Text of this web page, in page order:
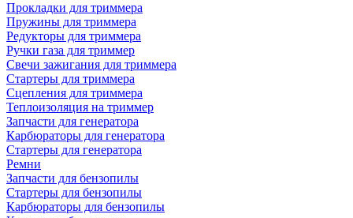
Прокладки для триммера
Пружины для триммера
Редукторы для триммера
Ручки газа для триммер
Свечи зажигания для триммера
Стартеры для триммера
Сцепления для триммера
Теплоизоляция на триммер
Запчасти для генератора
Карбюраторы для генератора
Стартеры для генератора
Ремни
Запчасти для бензопилы
Стартеры для бензопилы
Карбюраторы для бензопилы